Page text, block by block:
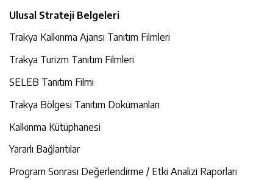
Ulusal Strateji Belgeleri
Trakya Kalkınma Ajansı Tanıtım Filmleri
Trakya Turizm Tanıtım Filmleri
SELEB Tanıtım Filmi
Trakya Bölgesi Tanıtım Dokümanları
Kalkınma Kütüphanesi
Yararlı Bağlantılar
Program Sonrası Değerlendirme / Etki Analizi Raporları